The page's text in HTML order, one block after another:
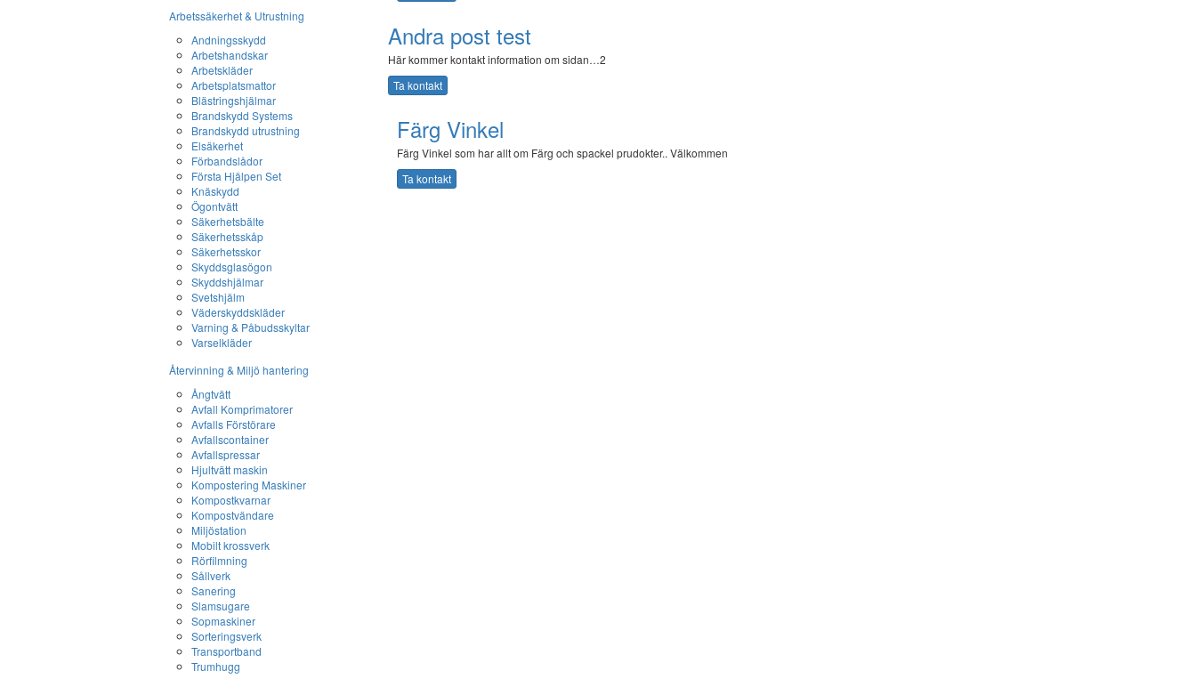
Arbetssäkerhet & Utrustning
Andningsskydd
Arbetshandskar
Arbetskläder
Arbetsplatsmattor
Blästringshjälmar
Brandskydd Systems
Brandskydd utrustning
Elsäkerhet
Förbandslådor
Första Hjälpen Set
Knäskydd
Ögontvätt
Säkerhetsbälte
Säkerhetsskåp
Säkerhetsskor
Skyddsglasögon
Skyddshjälmar
Svetshjälm
Väderskyddskläder
Varning & Påbudsskyltar
Varselkläder
Återvinning & Miljö hantering
Ångtvätt
Avfall Komprimatorer
Avfalls Förstörare
Avfallscontainer
Avfallspressar
Hjultvätt maskin
Kompostering Maskiner
Kompostkvarnar
Kompostvändare
Miljöstation
Mobilt krossverk
Rörfilmning
Sållverk
Sanering
Slamsugare
Sopmaskiner
Sorteringsverk
Transportband
Trumhugg
Andra post test
Här kommer kontakt information om sidan…2
Ta kontakt
Färg Vinkel
Färg Vinkel som har allt om Färg och spackel prudokter.. Välkommen
Ta kontakt